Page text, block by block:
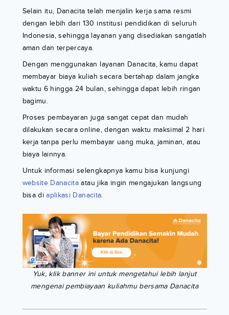
Selain itu, Danacita telah menjalin kerja sama resmi
dengan lebih dari 130 institusi pendidikan di seluruh
Indonesia, sehingga layanan yang disediakan sangatlah
aman dan terpercaya.
Dengan menggunakan layanan Danacita, kamu dapat
membayar biaya kuliah secara bertahap dalam jangka
waktu 6 hingga 24 bulan, sehingga dapat lebih ringan
bagimu.
Proses pembayaran juga sangat cepat dan mudah
dilakukan secara online, dengan waktu maksimal 2 hari
kerja tanpa perlu membayar uang muka, jaminan, atau
biaya lainnya.
Untuk informasi selengkapnya kamu bisa kunjungi
website Danacita atau jika ingin mengajukan langsung
bisa diaplikasi Danacita.
Yuk, klik banner ini untuk mengetahui lebih lanjut
mengenai pembiayaan kuliahmu bersama Danacita